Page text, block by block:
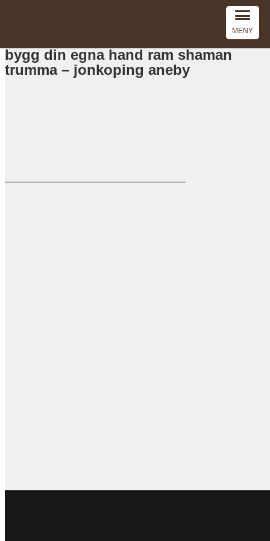
MENY
bygg din egna hand ram shaman
trumma – jonkoping aneby